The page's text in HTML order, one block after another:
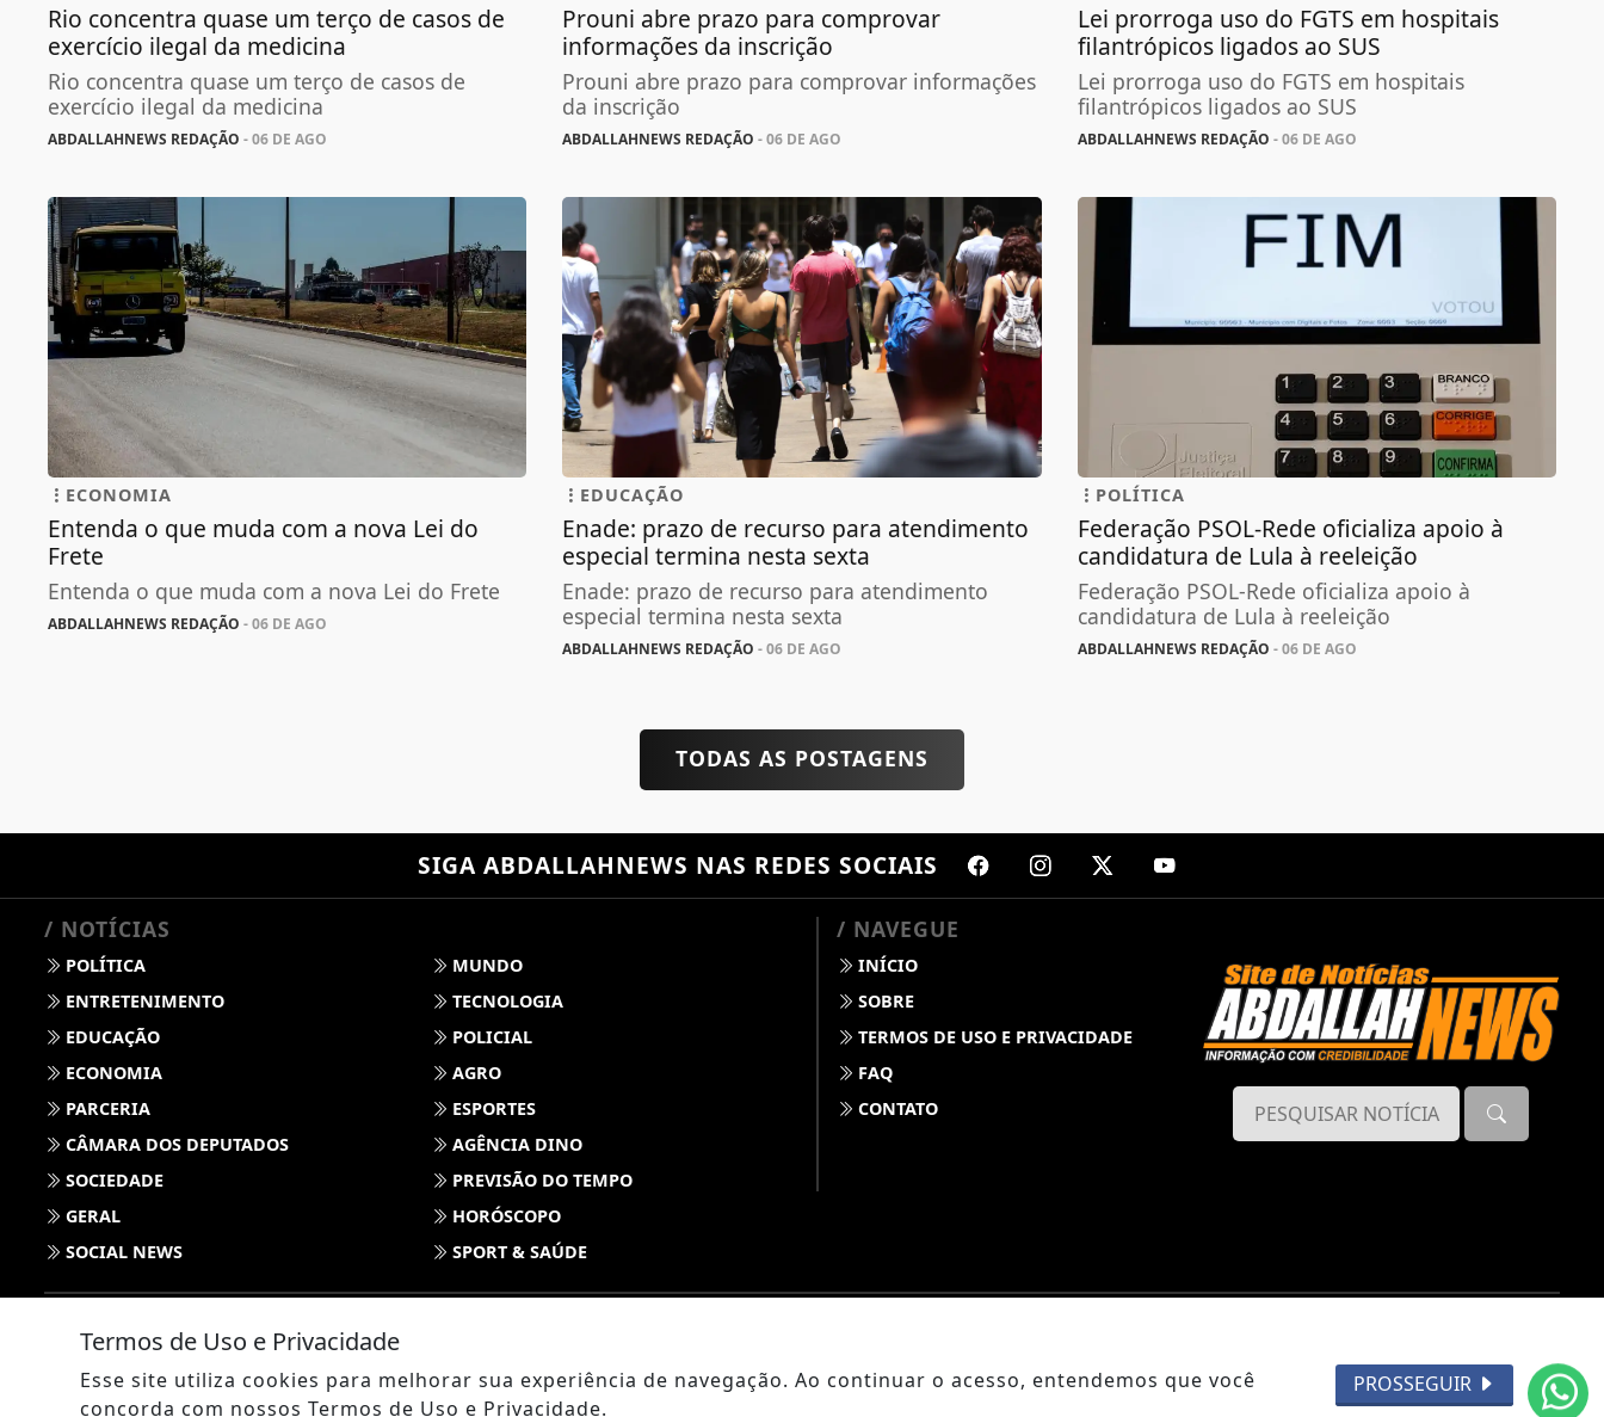
Rio concentra quase um terço de casos de
exercício ilegal da medicina
Rio concentra quase um terço de casos de
exercício ilegal da medicina
ABDALLAHNEWS REDAÇÃO - 06 DE AGO
Prouni abre prazo para comprovar
informações da inscrição
Prouni abre prazo para comprovar informações
da inscrição
ABDALLAHNEWS REDAÇÃO - 06 DE AGO
Lei prorroga uso do FGTS em hospitais
filantrópicos ligados ao SUS
Lei prorroga uso do FGTS em hospitais
filantrópicos ligados ao SUS
ABDALLAHNEWS REDAÇÃO - 06 DE AGO
ECONOMIA
Entenda o que muda com a nova Lei do
Frete
Entenda o que muda com a nova Lei do Frete
ABDALLAHNEWS REDAÇÃO - 06 DE AGO
EDUCAÇÃO
Enade: prazo de recurso para atendimento
especial termina nesta sexta
Enade: prazo de recurso para atendimento
especial termina nesta sexta
ABDALLAHNEWS REDAÇÃO - 06 DE AGO
POLÍTICA
Federação PSOL-Rede oficializa apoio à
candidatura de Lula à reeleição
Federação PSOL-Rede oficializa apoio à
candidatura de Lula à reeleição
ABDALLAHNEWS REDAÇÃO - 06 DE AGO
TODAS AS POSTAGENS
SIGA ABDALLAHNEWS NAS REDES SOCIAIS
/ NOTÍCIAS
POLÍTICA
MUNDO
ENTRETENIMENTO
TECNOLOGIA
EDUCAÇÃO
POLICIAL
ECONOMIA
AGRO
PARCERIA
ESPORTES
CÂMARA DOS DEPUTADOS
AGÊNCIA DINO
SOCIEDADE
PREVISÃO DO TEMPO
GERAL
HORÓSCOPO
SOCIAL NEWS
SPORT & SAÚDE
/ NAVEGUE
INÍCIO
SOBRE
TERMOS DE USO E PRIVACIDADE
FAQ
CONTATO
Termos de Uso e Privacidade
Esse site utiliza cookies para melhorar sua experiência de navegação. Ao continuar o acesso, entendemos que você
concorda com nossos Termos de Uso e Privacidade.
PROSSEGUIR